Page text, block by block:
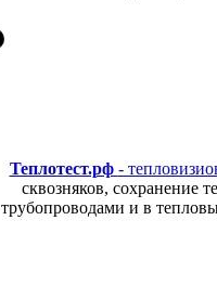
Теплотест.рф -
сквозняков, сохранение
трубопроводами и в